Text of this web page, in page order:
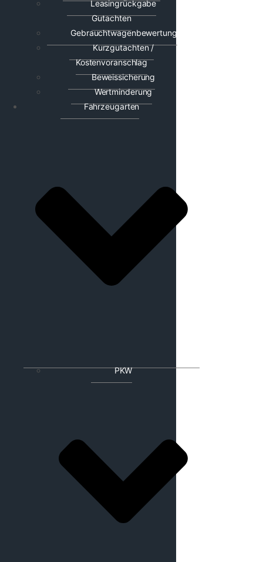
Leasingrückgabe
Gutachten
Gebrauchtwagenbewertung
Kurzgutachten /
Kostenvoranschlag
Beweissicherung
Wertminderung
Fahrzeugarten
PKW